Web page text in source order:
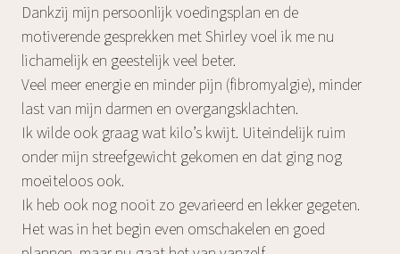
Dankzij mijn persoonlijk voedingsplan en de
motiverende gesprekken met Shirley voel ik me nu
lichamelijk en geestelijk veel beter.
Veel meer energie en minder pijn (fibromyalgie), minder
last van mijn darmen en overgangsklachten.
Ik wilde ook graag wat kilo’s kwijt. Uiteindelijk ruim
onder mijn streefgewicht gekomen en dat ging nog
moeiteloos ook.
Ik heb ook nog nooit zo gevarieerd en lekker gegeten.
Het was in het begin even omschakelen en goed